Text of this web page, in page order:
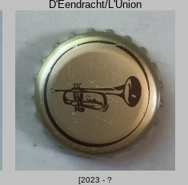
D'Eendracht/L'Union
[2023 - ?